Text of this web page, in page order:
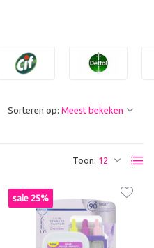
Toon:
Sorteren op:
sale 25%